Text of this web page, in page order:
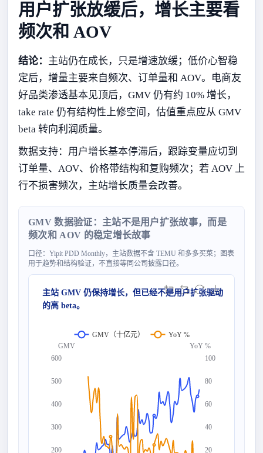
用户扩张放缓后，增长主要看
频次和 AOV
结论： 主站仍在成长，只是增速放缓；低价心智稳
定后，增量主要来自频次、订单量和 AOV。电商友
好品类渗透基本见顶后，GMV 仍有约 10% 增长，
take rate 仍有结构性上修空间，估值重点应从 GMV
beta 转向利润质量。
数据支持：用户增长基本停滞后，跟踪变量应切到
订单量、AOV、价格带结构和复购频次；若 AOV 上
行不损害频次，主站增长质量会改善。
GMV 数据验证：主站不是用户扩张故事，而是
频次和 AOV 的稳定增长故事
口径：Yipit PDD Monthly，主站数据不含 TEMU 和多多买菜；图表
用于趋势和结构验证，不直接等同公司披露口径。
GMV YoY %
200
300
400
500
600
20
40
60
80
100
GMV（十亿元） YoY %
主站 GMV 仍保持增长，但已经不是用户扩张驱动
的高 beta。